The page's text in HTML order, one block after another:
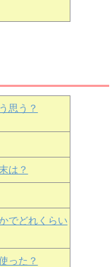
思う？
は？
でどれくらい
った？